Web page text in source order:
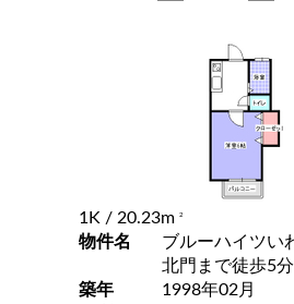
1K / 20.23m 2
物件名
ブルーハイツい
北門まで徒歩5分
築年
1998年02月